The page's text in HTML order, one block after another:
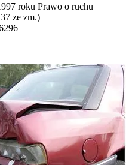
roku Prawo o ruchu
ze zm.)